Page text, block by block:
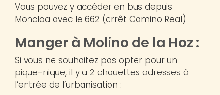
Vous pouvez y accéder en bus depuis
Moncloa avec le 662 (arrêt Camino Real)
Manger à Molino de la Hoz :
Si vous ne souhaitez pas opter pour un
pique-nique, il y a 2 chouettes adresses à
l’entrée de l’urbanisation :